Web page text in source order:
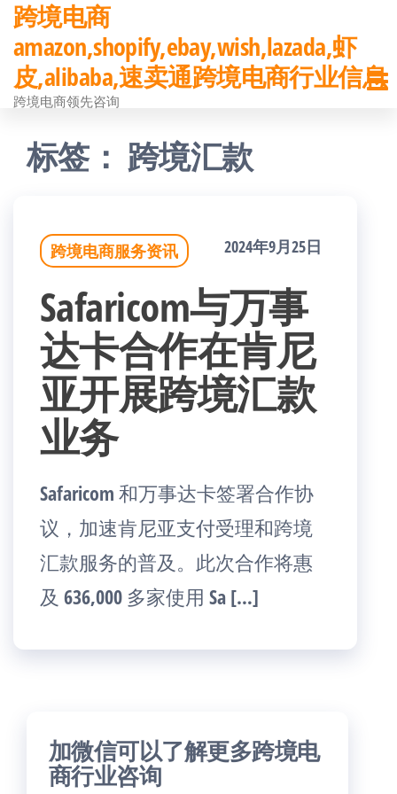
前
往
内
跨境电商
amazon,shopify,ebay,wish,lazada,虾
皮,alibaba,速卖通跨境电商行业信息
跨境电商领先咨询
标签：跨境汇款
跨境电商服务资讯 2024年9月25日
Safaricom与万事
达卡合作在肯尼
亚开展跨境汇款
业务
Safaricom 和万事达卡签署合作协
议，加速肯尼亚支付受理和跨境
汇款服务的普及。此次合作将惠
及 636,000 多家使用 Sa […]
加微信可以了解更多跨境电
商行业咨询